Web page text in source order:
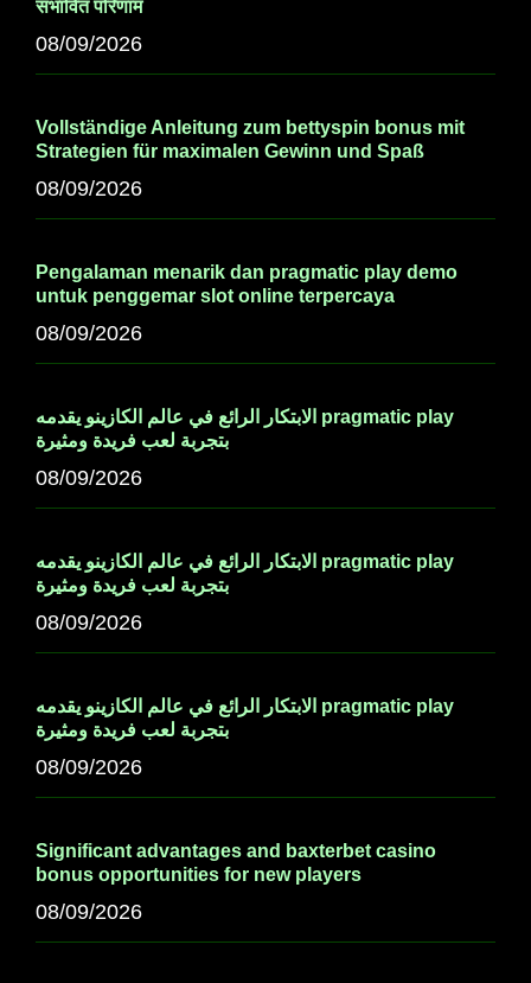
संभावित परिणाम
08/09/2026
Vollständige Anleitung zum bettyspin bonus mit
Strategien für maximalen Gewinn und Spaß
08/09/2026
Pengalaman menarik dan pragmatic play demo
untuk penggemar slot online terpercaya
08/09/2026
الابتكار الرائع في عالم الكازينو يقدمه pragmatic play
بتجربة لعب فريدة ومثيرة
08/09/2026
الابتكار الرائع في عالم الكازينو يقدمه pragmatic play
بتجربة لعب فريدة ومثيرة
08/09/2026
الابتكار الرائع في عالم الكازينو يقدمه pragmatic play
بتجربة لعب فريدة ومثيرة
08/09/2026
Significant advantages and baxterbet casino
bonus opportunities for new players
08/09/2026